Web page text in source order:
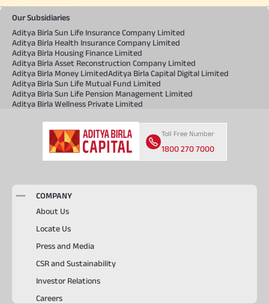
Our Subsidiaries
Aditya Birla Sun Life Insurance Company Limited
Aditya Birla Health Insurance Company Limited
Aditya Birla Housing Finance Limited
Aditya Birla Asset Reconstruction Company Limited
Aditya Birla Money LimitedAditya Birla Capital Digital Limited
Aditya Birla Sun Life Mutual Fund Limited
Aditya Birla Sun Life Pension Management Limited
Aditya Birla Wellness Private Limited
Toll Free Number
1800 270 7000
COMPANY
About Us
Locate Us
Press and Media
CSR and Sustainability
Investor Relations
Careers